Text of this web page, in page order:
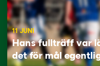
11 JUNI
Hans fullträff var
det för mål